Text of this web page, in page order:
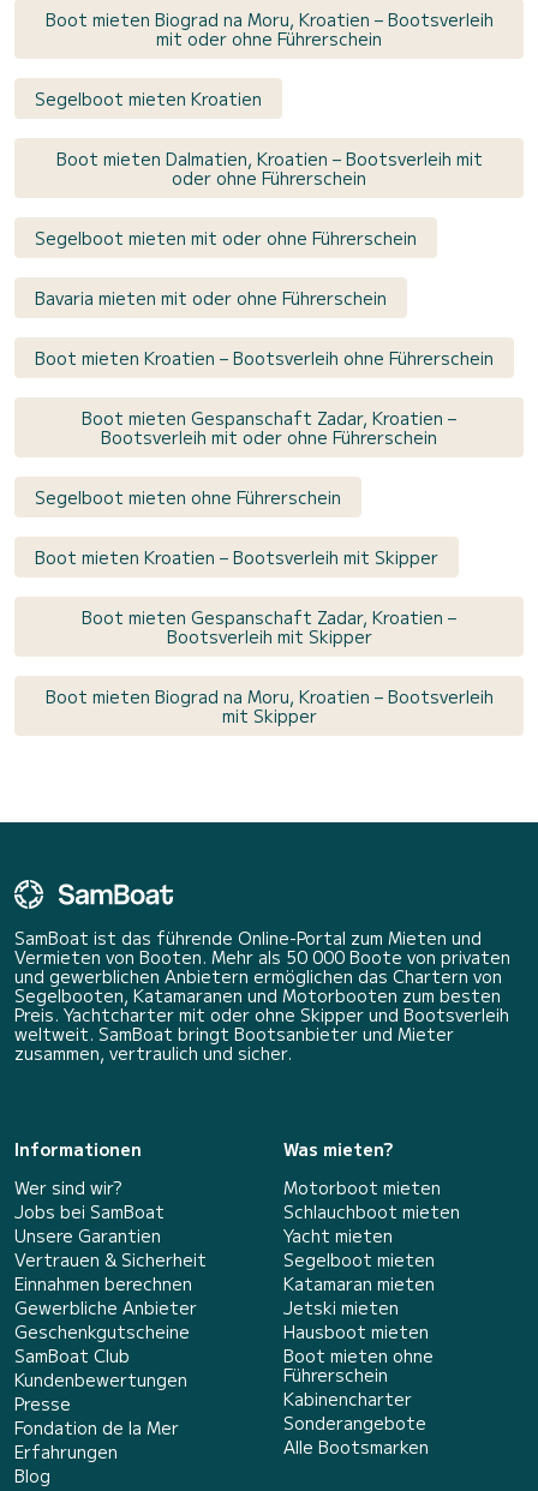
Boot mieten Biograd na Moru, Kroatien – Bootsverleih
mit oder ohne Führerschein
Segelboot mieten Kroatien
Boot mieten Dalmatien, Kroatien – Bootsverleih mit
oder ohne Führerschein
Segelboot mieten mit oder ohne Führerschein
Bavaria mieten mit oder ohne Führerschein
Boot mieten Kroatien – Bootsverleih ohne Führerschein
Boot mieten Gespanschaft Zadar, Kroatien –
Bootsverleih mit oder ohne Führerschein
Segelboot mieten ohne Führerschein
Boot mieten Kroatien – Bootsverleih mit Skipper
Boot mieten Gespanschaft Zadar, Kroatien –
Bootsverleih mit Skipper
Boot mieten Biograd na Moru, Kroatien – Bootsverleih
mit Skipper
SamBoat ist das führende Online-Portal zum Mieten und
Vermieten von Booten. Mehr als 50 000 Boote von privaten
und gewerblichen Anbietern ermöglichen das Chartern von
Segelbooten, Katamaranen und Motorbooten zum besten
Preis. Yachtcharter mit oder ohne Skipper und Bootsverleih
weltweit. SamBoat bringt Bootsanbieter und Mieter
zusammen, vertraulich und sicher.
Informationen
Wer sind wir?
Jobs bei SamBoat
Unsere Garantien
Vertrauen & Sicherheit
Einnahmen berechnen
Gewerbliche Anbieter
Geschenkgutscheine
SamBoat Club
Kundenbewertungen
Presse
Fondation de la Mer
Erfahrungen
Blog
Was mieten?
Motorboot mieten
Schlauchboot mieten
Yacht mieten
Segelboot mieten
Katamaran mieten
Jetski mieten
Hausboot mieten
Boot mieten ohne
Führerschein
Kabinencharter
Sonderangebote
Alle Bootsmarken